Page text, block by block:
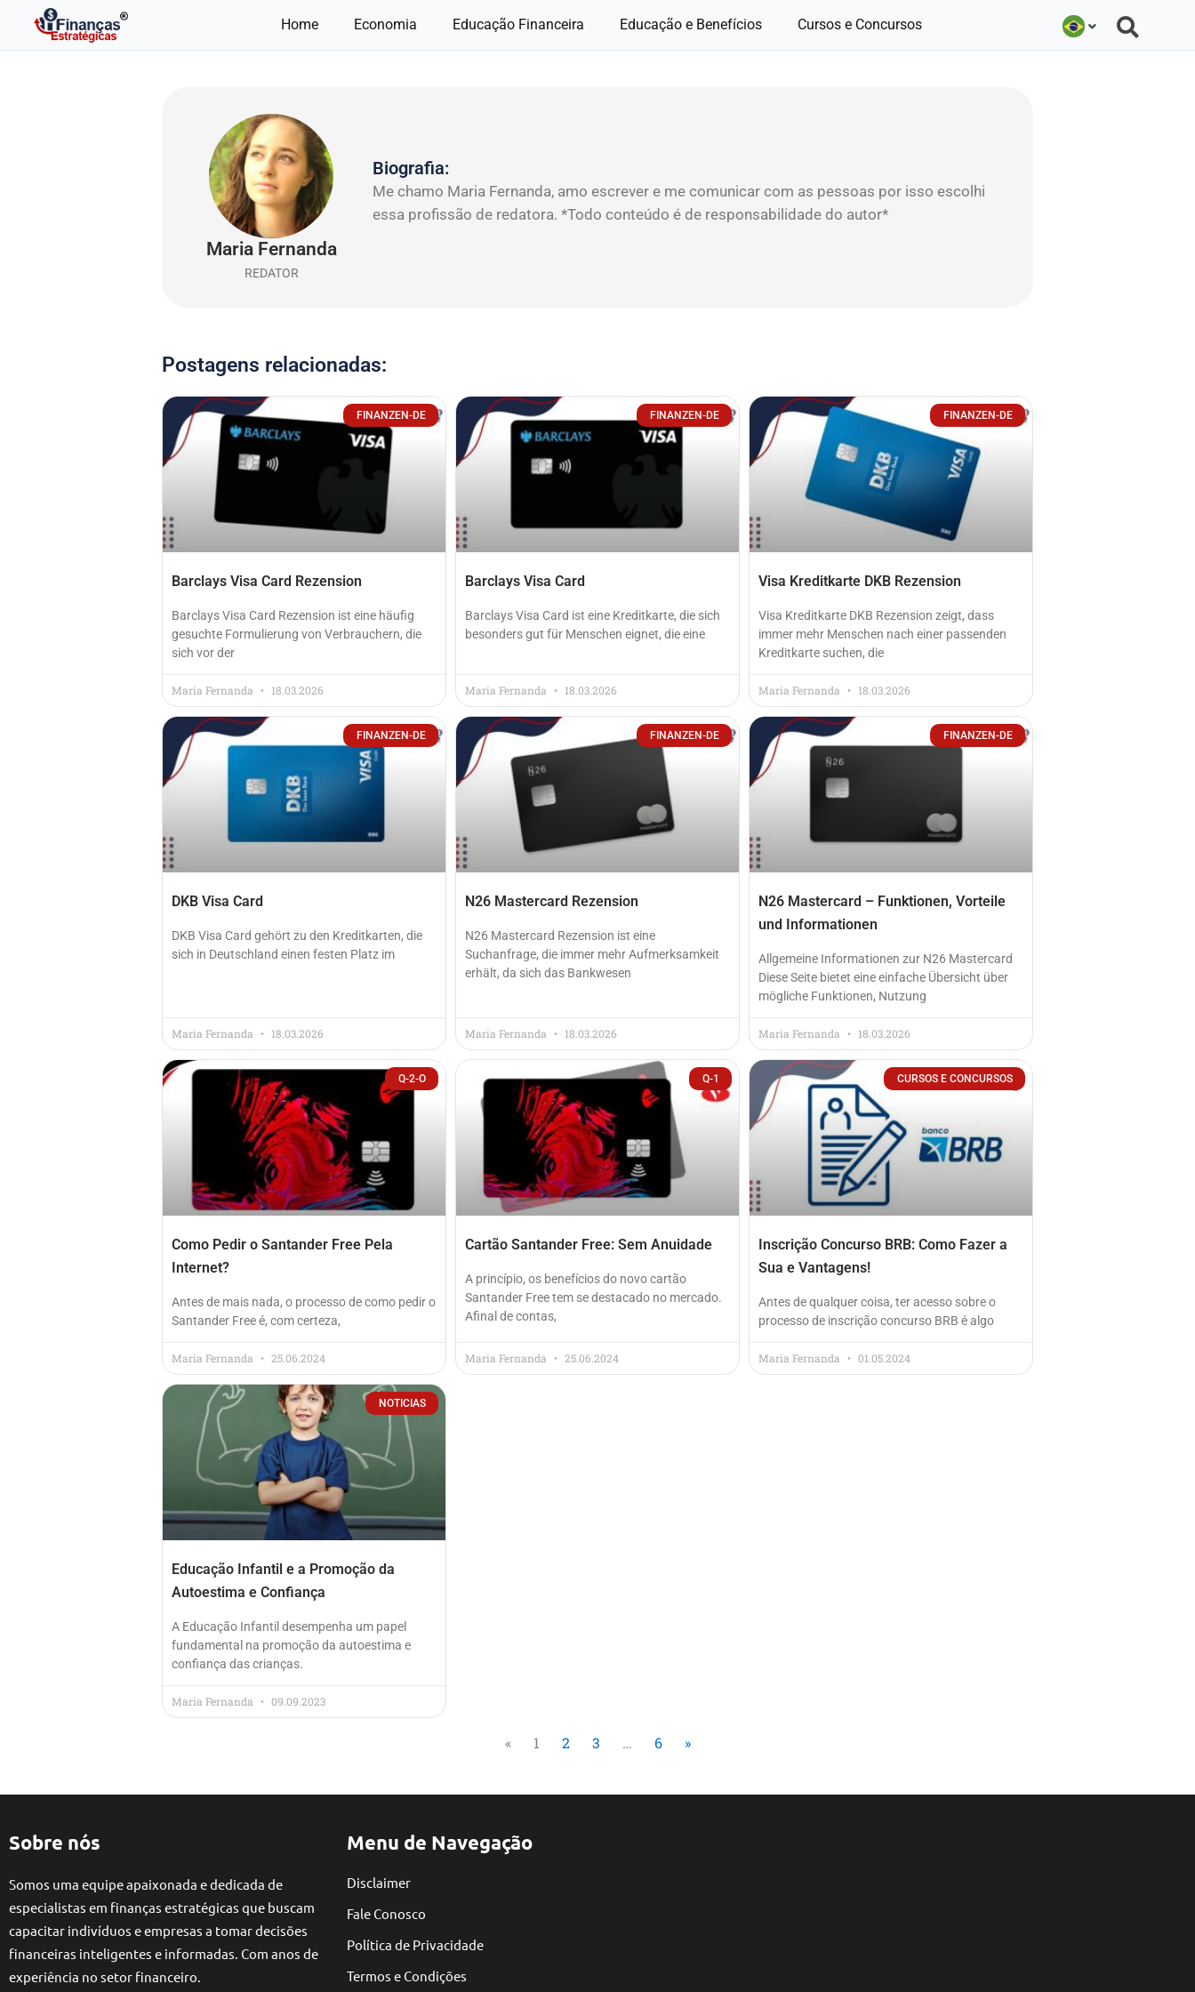
Home Economia Educação Financeira Educação e Benefícios Cursos e Concursos
Maria Fernanda
REDATOR
Biografia:
Me chamo Maria Fernanda, amo escrever e me comunicar com as pessoas por isso escolhi
essa profissão de redatora. *Todo conteúdo é de responsabilidade do autor*
Postagens relacionadas:
FINANZEN-DE
Barclays Visa Card Rezension
Barclays Visa Card Rezension ist eine häufig
gesuchte Formulierung von Verbrauchern, die
sich vor der
Maria Fernanda 18.03.2026
FINANZEN-DE
Barclays Visa Card
Barclays Visa Card ist eine Kreditkarte, die sich
besonders gut für Menschen eignet, die eine
Maria Fernanda 18.03.2026
FINANZEN-DE
Visa Kreditkarte DKB Rezension
Visa Kreditkarte DKB Rezension zeigt, dass
immer mehr Menschen nach einer passenden
Kreditkarte suchen, die
Maria Fernanda 18.03.2026
FINANZEN-DE
DKB Visa Card
DKB Visa Card gehört zu den Kreditkarten, die
sich in Deutschland einen festen Platz im
Maria Fernanda 18.03.2026
FINANZEN-DE
N26 Mastercard Rezension
N26 Mastercard Rezension ist eine
Suchanfrage, die immer mehr Aufmerksamkeit
erhält, da sich das Bankwesen
Maria Fernanda 18.03.2026
FINANZEN-DE
N26 Mastercard – Funktionen, Vorteile
und Informationen
Allgemeine Informationen zur N26 Mastercard
Diese Seite bietet eine einfache Übersicht über
mögliche Funktionen, Nutzung
Maria Fernanda 18.03.2026
Q-2-O
Como Pedir o Santander Free Pela
Internet?
Antes de mais nada, o processo de como pedir o
Santander Free é, com certeza,
Maria Fernanda 25.06.2024
Q-1
Cartão Santander Free: Sem Anuidade
A princípio, os benefícios do novo cartão
Santander Free tem se destacado no mercado.
Afinal de contas,
Maria Fernanda 25.06.2024
CURSOS E CONCURSOS
Inscrição Concurso BRB: Como Fazer a
Sua e Vantagens!
Antes de qualquer coisa, ter acesso sobre o
processo de inscrição concurso BRB é algo
Maria Fernanda 01.05.2024
NOTICIAS
Educação Infantil e a Promoção da
Autoestima e Confiança
A Educação Infantil desempenha um papel
fundamental na promoção da autoestima e
confiança das crianças.
Maria Fernanda 09.09.2023
«
Página
1 2
Página
3 …
Página
6 »
Sobre nós
Somos uma equipe apaixonada e dedicada de
especialistas em finanças estratégicas que buscam
capacitar indivíduos e empresas a tomar decisões
financeiras inteligentes e informadas. Com anos de
experiência no setor financeiro.
Menu de Navegação
Disclaimer
Fale Conosco
Política de Privacidade
Termos e Condições